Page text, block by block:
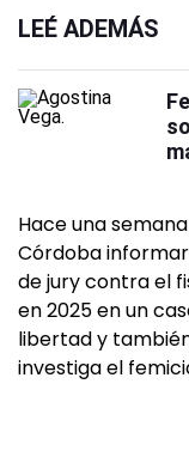
LEÉ ADEMÁS
Hace una
Córdoba
de jury contra el
en 2025 en un
libertad y
investiga el